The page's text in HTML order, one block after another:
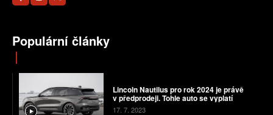
Populární články
Lincoln Nautilus pro rok 2024 je právě
v předprodeji. Tohle auto se vyplatí
17. 7. 2023